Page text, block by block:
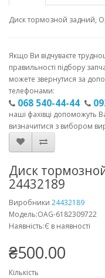
Диск тормозной задний,
Якщо Ви відчуваєте
правильності підбору
можете звернутися за
телефонами:
068 540-44-44
наші фахівці допоможуть
визначитися з вибором
Диск
24432189
Виробники 24432189
Модель:OAG-6182309722
Наявність:Є в наявності
₴500.00
Кількість